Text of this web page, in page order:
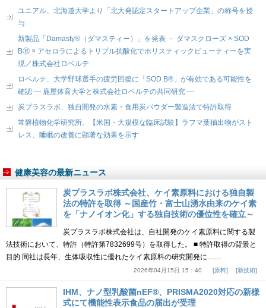
ユニアル、北海道大学より「北大発認定スタートアップ企業」の称号を授
与
新製品「Damasty®（ダマスティー）」を発表 － ダマスクローズ × SOD
BⓇ × アセロラによるトリプル抗酸化でホリスティックビューティーを実
現／株式会社ロベルテ
ロベルテ、大学野球選手の疲労回復に「SOD B®」が有効である可能性を
確認 ― 鹿屋体育大学と株式会社ロベルテの共同研究 ―
炭プラスラボ、独自開発の水素・食用炭パウダー製造法で特許取得
常磐植物化学研究所、【米国・大規模な臨床試験】ラフマ葉抽出物がスト
レス、睡眠の改善に顕著な効果を示す
健康美容の最新ニュース
炭プラスラボ株式会社、ケイ素原料における独自製
法の特許を取得 ～国産竹・富士山湧水由来のケイ素
を「ナノイオン化」する独自技術の優位性を確立～
炭プラスラボ株式会社は、自社開発のケイ素原料に関する製
法技術において、特許（特許第7832699号）を取得した。 ■ 特許取得の背景と
目的 同社は長年、生体吸収性に優れたケイ素原料の研究開発に……
2026年04月15日 15：40 原料 新技術
IHM、ナノ型乳酸菌nEF®、PRISMA2020対応の新様
式にて機能性表示食品の届出が受理